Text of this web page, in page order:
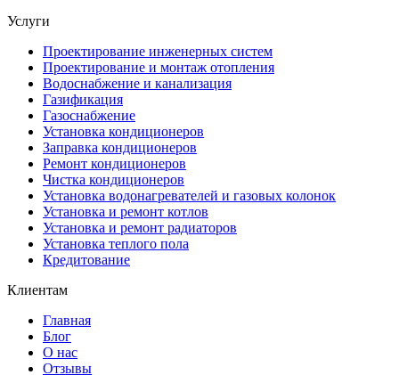
Услуги
Проектирование инженерных систем
Проектирование и монтаж отопления
Водоснабжение и канализация
Газификация
Газоснабжение
Установка кондиционеров
Заправка кондиционеров
Ремонт кондиционеров
Чистка кондиционеров
Установка водонагревателей и газовых колонок
Установка и ремонт котлов
Установка и ремонт радиаторов
Установка теплого пола
Кредитование
Клиентам
Главная
Блог
О нас
Отзывы